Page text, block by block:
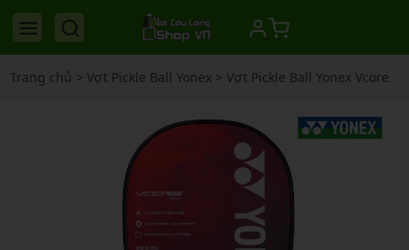
Trang chủ > Vợt Pickle Ball Yonex> Vợt Pickle Ball Yonex Vcore